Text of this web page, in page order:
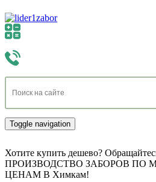
Toggle navigation
Хотите купить дешево?
ПРОИЗВОДСТВО ЗАБОРОВ
ЦЕНАМ В Химкам!